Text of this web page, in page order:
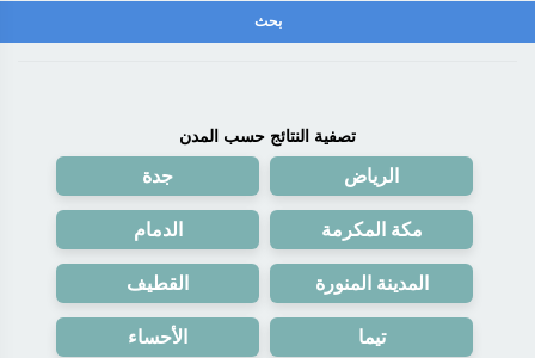
تصفية النتائج حسب المدن
الرياض جدة
مكة المكرمة الدمام
المدينة المنورة القطيف
تيما الأحساء